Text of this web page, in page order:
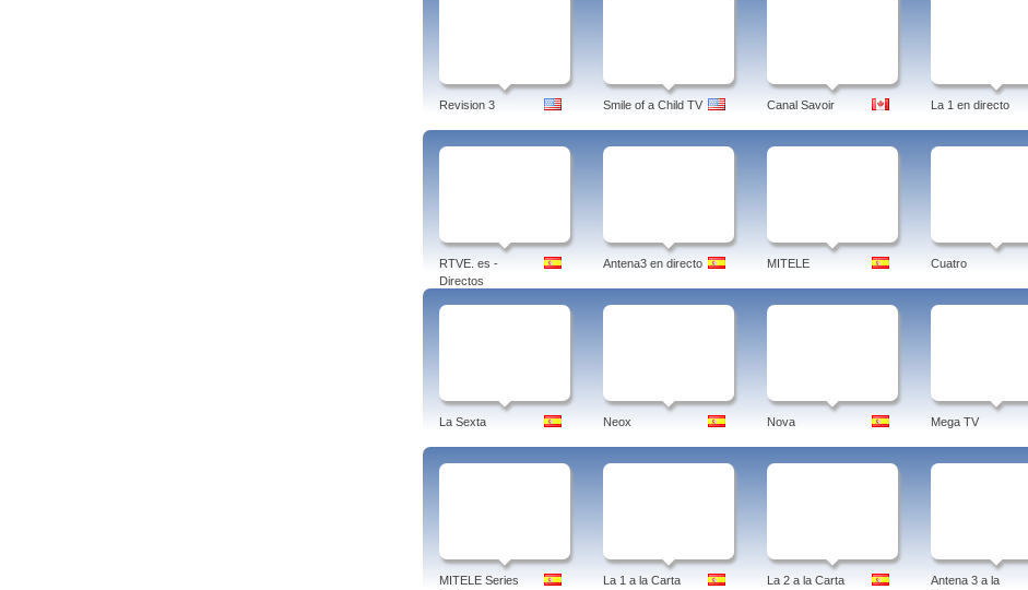
Revision 3 Smile of a Child TV Canal Savoir La 1 en directo
RTVE. es -
Directos
Antena3 en directo MITELE Cuatro
La Sexta Neox Nova Mega TV
MITELE Series
La 1 a la Carta La 2 a la Carta
Antena 3 a la